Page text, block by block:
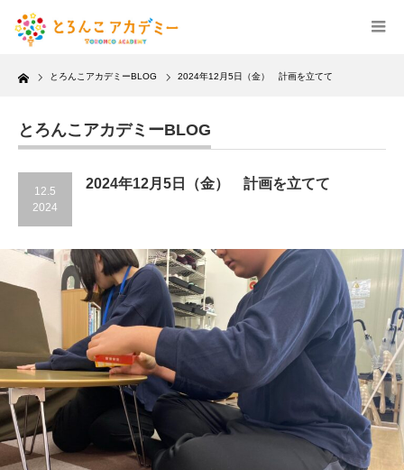
Home とろんこアカデミーBLOG 2024年12月5日（金） 計画を立てて
とろんこアカデミーBLOG
12.5
2024
2024年12月5日（金） 計画を立てて